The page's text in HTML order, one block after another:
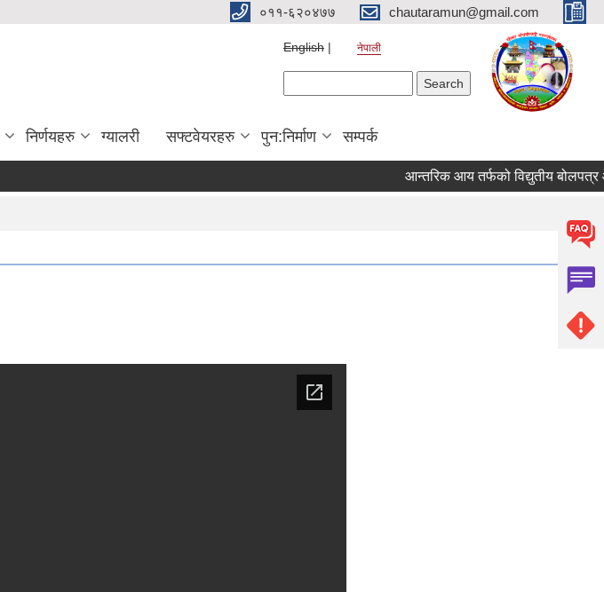
०११-६२०४७७ chautaramun@gmail.com
English नेपाली
निर्णयहरु ग्यालरी सफ्टवेयरहरु पुन:निर्माण सम्पर्क
आन्तरिक आय तर्फको विद्युतीय बोलपत्र